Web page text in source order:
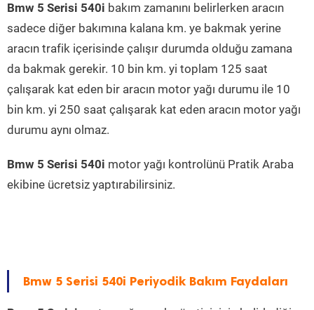
Bmw 5 Serisi 540i bakım zamanını belirlerken aracın
sadece diğer bakımına kalana km. ye bakmak yerine
aracın trafik içerisinde çalışır durumda olduğu zamana
da bakmak gerekir. 10 bin km. yi toplam 125 saat
çalışarak kat eden bir aracın motor yağı durumu ile 10
bin km. yi 250 saat çalışarak kat eden aracın motor yağı
durumu aynı olmaz.
Bmw 5 Serisi 540i motor yağı kontrolünü Pratik Araba
ekibine ücretsiz yaptırabilirsiniz.
Bmw 5 Serisi 540i Periyodik Bakım Faydaları